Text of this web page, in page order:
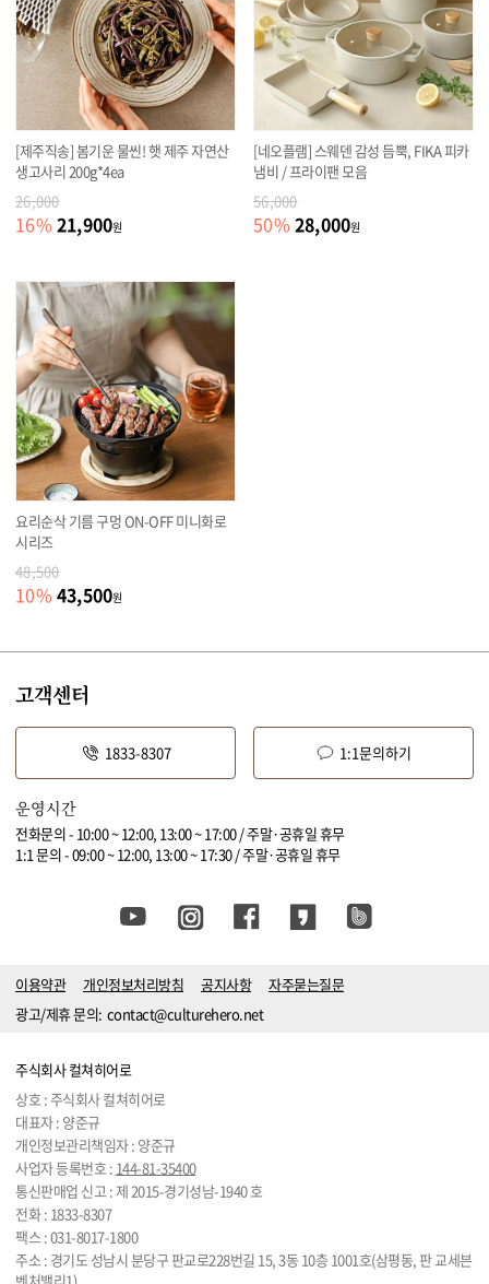
[제주직송] 봄기운 물씬! 햇 제주 자연산
생고사리 200g*4ea
26,000
16% 21,900원
[네오플램] 스웨덴 감성 듬뿍, FIKA 피카
냄비 / 프라이팬 모음
56,000
50% 28,000원
요리순삭 기름 구멍 ON-OFF 미니화로
시리즈
48,500
10% 43,500원
고객센터
1833-8307 1:1문의하기
운영시간
전화문의 - 10:00 ~ 12:00, 13:00 ~ 17:00 / 주말·공휴일 휴무
1:1 문의 - 09:00 ~ 12:00, 13:00 ~ 17:30 / 주말·공휴일 휴무
이용약관 개인정보처리방침 공지사항
자주묻는질문
광고/제휴 문의: contact@culturehero.net
주식회사 컬쳐히어로
상호 : 주식회사 컬쳐히어로
대표자 : 양준규
개인정보관리책임자 : 양준규
사업자 등록번호 : 144-81-35400
통신판매업 신고 : 제 2015-경기성남-1940 호
전화 : 1833-8307
팩스 : 031-8017-1800
주소 : 경기도 성남시 분당구 판교로228번길 15, 3동 10층 1001호(삼평동, 판 교세븐